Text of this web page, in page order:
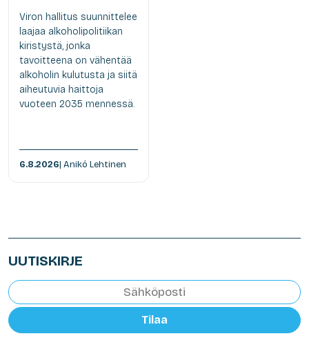
Viron hallitus suunnittelee
laajaa alkoholipolitiikan
kiristystä, jonka
tavoitteena on vähentää
alkoholin kulutusta ja siitä
aiheutuvia haittoja
vuoteen 2035 mennessä.
6.8.2026| Anikó Lehtinen
UUTISKIRJE
Tilaa